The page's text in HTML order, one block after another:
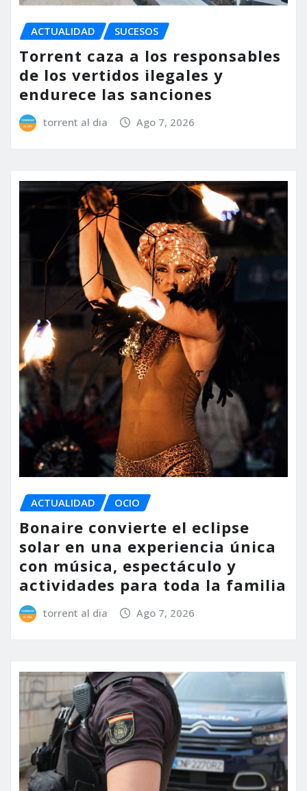
ACTUALIDAD SUCESOS
Torrent caza a los responsables
de los vertidos ilegales y
endurece las sanciones
torrent al dia Ago 7, 2026
ACTUALIDAD OCIO
Bonaire convierte el eclipse
solar en una experiencia única
con música, espectáculo y
actividades para toda la familia
torrent al dia Ago 7, 2026